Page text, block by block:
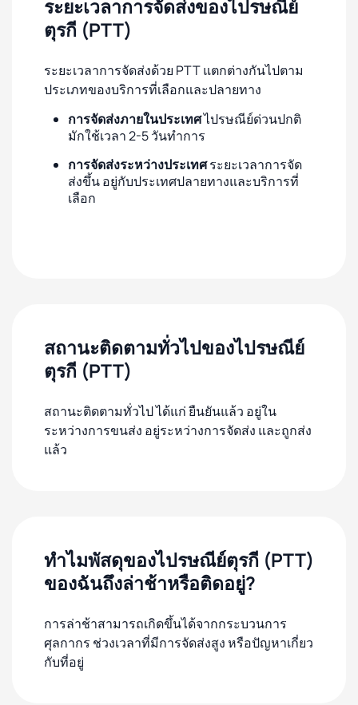
ระยะเวลาการจัดส่งของไปรษณีย์
ตุรกี (PTT)
ระยะเวลาการจัดส่งด้วย PTT แตกต่างกันไปตาม
ประเภทของบริการที่เลือกและปลายทาง
การจัดส่งภายในประเทศไปรษณีย์ด่วนปกติ
มักใช้เวลา 2-5 วันทำการ
การจัดส่งระหว่างประเทศระยะเวลาการจัด
ส่งขึ้น อยู่กับประเทศปลายทางและบริการที่
เลือก
สถานะติดตามทั่วไปของไปรษณีย์
ตุรกี (PTT)
สถานะติดตามทั่วไป ได้แก่ ยืนยันแล้ว อยู่ใน
ระหว่างการขนส่ง อยู่ระหว่างการจัดส่ง และถูกส่ง
แล้ว
ทำไมพัสดุของไปรษณีย์ตุรกี (PTT)
ของฉันถึงล่าช้าหรือติดอยู่?
การล่าช้าสามารถเกิดขึ้นได้จากกระบวนการ
ศุลกากร ช่วงเวลาที่มีการจัดส่งสูง หรือปัญหาเกี่ยว
กับที่อยู่